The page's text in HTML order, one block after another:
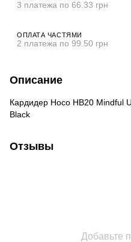
3 платежа по 66.33 грн
ОПЛАТА ЧАСТЯМИ
2 платежа по 99.50 грн
Описание
Кардидер Hoco HB20 Mindful
Black
Отзывы
Добавьте